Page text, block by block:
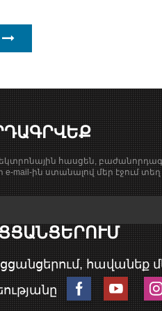
հասցեն,
mail-ին ստանալով մեր էջում տեղ
հավանեք